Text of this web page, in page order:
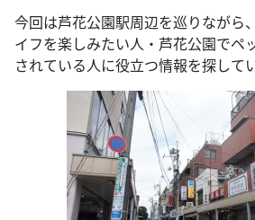
今回は芦花公園駅周辺を巡りながら
イフを楽しみたい人・芦花公園でペ
されている人に役立つ情報を探して